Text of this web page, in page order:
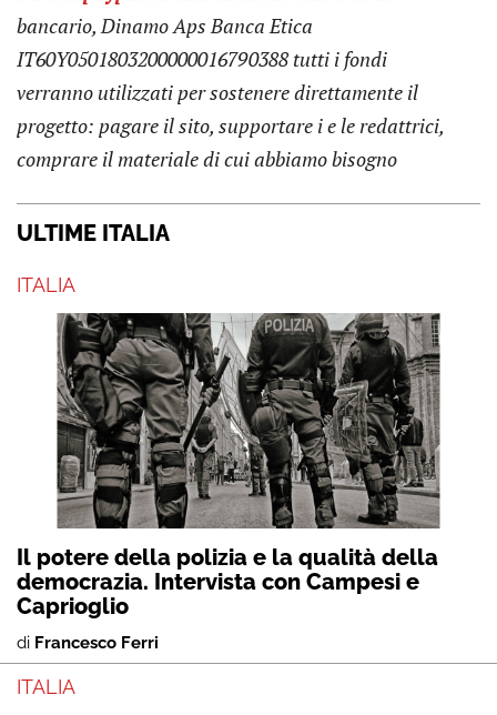
bancario, Dinamo Aps Banca Etica
IT60Y0501803200000016790388 tutti i fondi
verranno utilizzati per sostenere direttamente il
progetto: pagare il sito, supportare i e le redattrici,
comprare il materiale di cui abbiamo bisogno
ULTIME ITALIA
ITALIA
Il potere della polizia e la qualità della
democrazia. Intervista con Campesi e
Caprioglio
di Francesco Ferri
ITALIA